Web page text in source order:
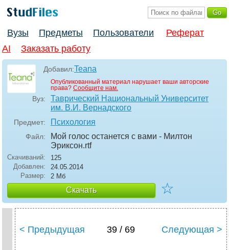
Вузы Предметы Пользователи
Реферат
AI
Заказать работу
Добавил:Teana
Опубликованный материал нарушает ваши авторские
права? Сообщите нам.
Вуз:
Таврический Национальный Университет
им. В.И. Вернадского
Предмет: Психология
Файл:
Мой голос останется с вами - Милтон
Эриксон.rtf
Скачиваний:
125
Добавлен:
24.05.2014
Размер:
2 Мб
Скачать ☆
< Предыдущая 39 / 69 Следующая >